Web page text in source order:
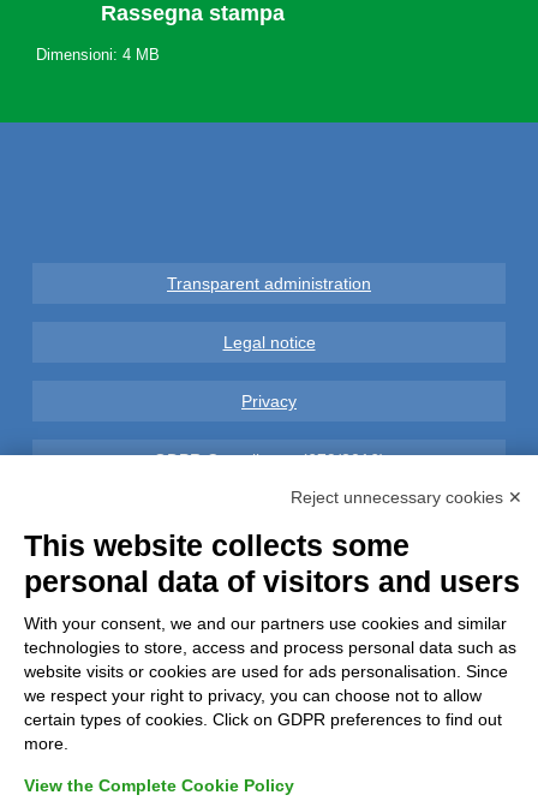
Rassegna stampa
Dimensioni: 4 MB
Transparent administration
Legal notice
Privacy
GDPR Compliance (679/2016)
Refunds and Indemnities
Contacts
Reject unnecessary cookies ✕
This website collects some
personal data of visitors and users
With your consent, we and our partners use cookies and similar
technologies to store, access and process personal data such as
website visits or cookies are used for ads personalisation. Since
we respect your right to privacy, you can choose not to allow
certain types of cookies. Click on GDPR preferences to find out
more.
View the Complete Cookie Policy